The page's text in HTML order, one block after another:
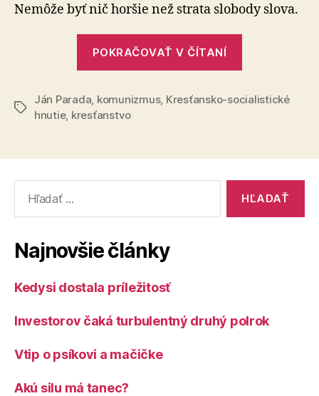
Nemôže byť nič horšie než strata slobody slova.
POKRAČOVAŤ V ČÍTANÍ
Značky
Ján Parada, komunizmus, Kresťansko-socialistické
hnutie, kresťanstvo
Najnovšie články
Kedysi dostala príležitosť
Investorov čaká turbulentný druhý polrok
Vtip o psíkovi a mačičke
Akú silu má tanec?